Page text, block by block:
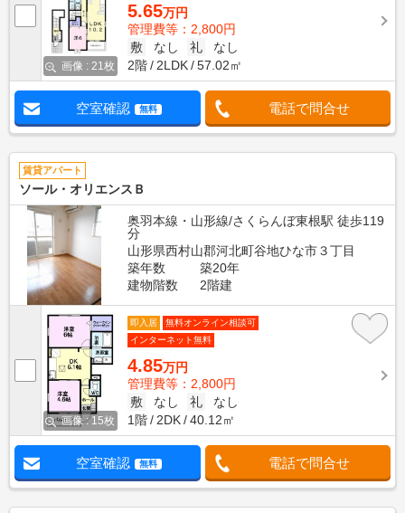
画像 : 21枚
5.65万円
管理費等：2,800円
敷
なし 礼
なし
2階
2LDK 57.02㎡
空室確認 無料 電話で問合せ
賃貸アパート
ソール・オリエンスＢ
奥羽本線・山形線/さくらんぼ東根駅 徒歩119
分
山形県西村山郡河北町谷地ひな市３丁目
築年数
築20年
建物階数
2階建
画像 : 15枚
即入居
無料オンライン相談可
インターネット無料
4.85万円
管理費等：2,800円
敷
なし 礼
なし
1階
2DK 40.12㎡
空室確認 無料 電話で問合せ